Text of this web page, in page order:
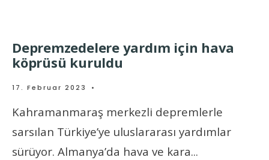
Depremzedelere yardım için hava
köprüsü kuruldu
17. Februar 2023 •
Kahramanmaraş merkezli depremlerle
sarsılan Türkiye’ye uluslararası yardımlar
sürüyor. Almanya’da hava ve kara...